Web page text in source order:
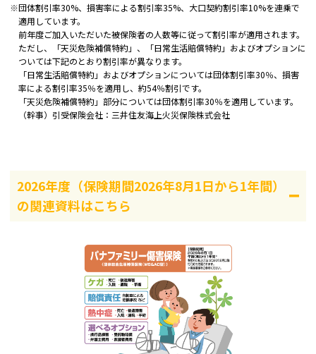
※団体割引率30%、損害率による割引率35%、大口契約割引率10%を連乗で
適用しています。
前年度ご加入いただいた被保険者の人数等に従って割引率が適用されます。
ただし、「天災危険補償特約」、「日常生活賠償特約」およびオプションに
ついては下記のとおり割引率が異なります。
「日常生活賠償特約」およびオプションについては団体割引率30％、損害
率による割引率35％を適用し、約54％割引です。
「天災危険補償特約」部分については団体割引率30％を適用しています。
（幹事）引受保険会社：三井住友海上火災保険株式会社
2026年度（保険期間2026年8月1日から1年間）
の関連資料はこちら